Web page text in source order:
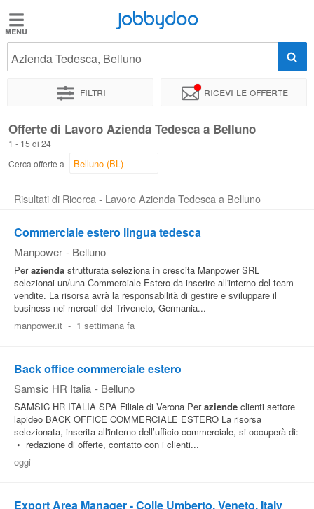
Jobbydoo
Offerte
Stipendi
Elenco
Blog
Pubblica
Area
Aziende
Jobbydoo
Azienda Tedesca, Belluno
Filtri Ricevi le offerte
Offerte di Lavoro Azienda Tedesca a Belluno
1 - 15 di 24
Cerca offerte a
Risultati di Ricerca - Lavoro Azienda Tedesca a Belluno
Commerciale estero lingua tedesca
Manpower - Belluno
Perazienda strutturata seleziona in crescita Manpower SRL
selezionai un/una Commerciale Estero da inserire all'interno del team
vendite. La risorsa avrà la responsabilità di gestire e sviluppare il
business nei mercati del Triveneto, Germania...
manpower.it - 1 settimana fa
Back office commerciale estero
Samsic HR Italia - Belluno
SAMSIC HR ITALIA SPA Filiale di Verona Peraziende clienti settore
lapideo BACK OFFICE COMMERCIALE ESTERO La risorsa
selezionata, inserita all'interno dell’ufficio commerciale, si occuperà di:
• redazione di offerte, contatto con i clienti...
oggi
Export Area Manager - Colle Umberto, Veneto, Italy